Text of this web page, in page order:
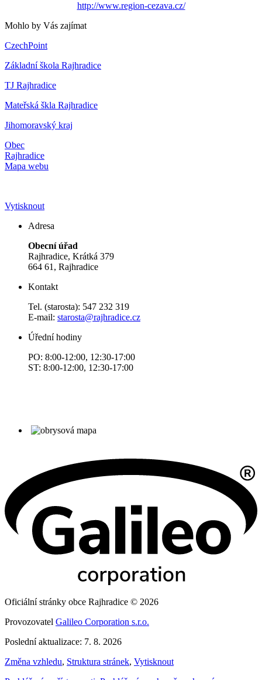
http://www.region-cezava.cz/
Mohlo by Vás zajímat
CzechPoint
Základní škola Rajhradice
TJ Rajhradice
Mateřská škla Rajhradice
Jihomoravský kraj
Obec
Rajhradice
Mapa webu
Vytisknout
Adresa
Obecní úřad
Rajhradice, Krátká 379
664 61, Rajhradice
Kontakt
Tel. (starosta): 547 232 319
E-mail: starosta@rajhradice.cz
Úřední hodiny
PO: 8:00-12:00, 12:30-17:00
ST: 8:00-12:00, 12:30-17:00
Oficiální stránky obce Rajhradice © 2026
Provozovatel Galileo Corporation s.r.o.
Poslední aktualizace: 7. 8. 2026
Změna vzhledu, Struktura stránek, Vytisknout